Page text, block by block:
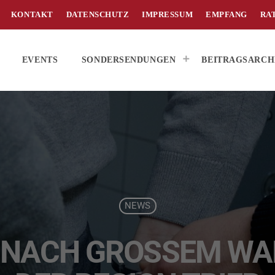
KONTAKT DATENSCHUTZ IMPRESSUM EMPFANG
EVENTS SONDERSENDUNGEN
NEWS
GROSSEM